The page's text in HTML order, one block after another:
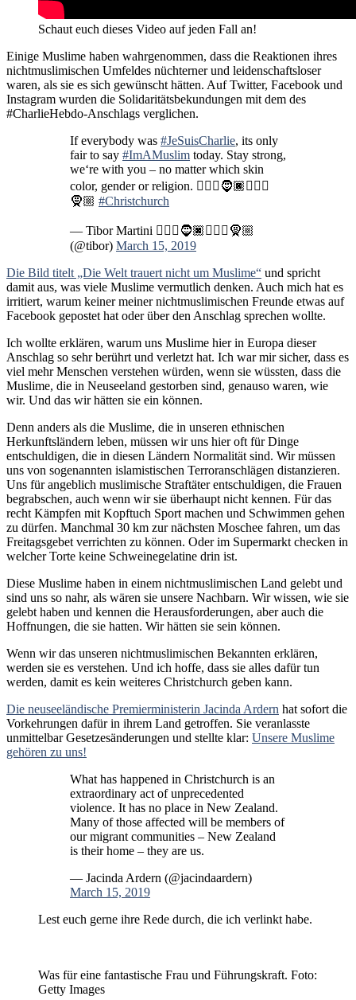
Schaut euch dieses Video auf jeden Fall an!
Einige Muslime haben wahrgenommen, dass die Reaktionen ihres
nichtmuslimischen Umfeldes nüchterner und leidenschaftsloser
waren, als sie es sich gewünscht hätten. Auf Twitter, Facebook und
Instagram wurden die Solidaritätsbekundungen mit dem des
#CharlieHebdo-Anschlags verglichen.
If everybody was #JeSuisCharlie, its only
fair to say #ImAMuslim today. Stay strong,
we‘re with you – no matter which skin
color, gender or religion. 👱🏻‍♂️🧔🏿👳🏽‍♀️
🧕🏼 #Christchurch
— Tibor Martini 👱🏻‍♂️🧔🏿👳🏽‍♀️🧕🏼
(@tibor) March 15, 2019
Die Bild titelt „Die Welt trauert nicht um Muslime“ und spricht
damit aus, was viele Muslime vermutlich denken. Auch mich hat es
irritiert, warum keiner meiner nichtmuslimischen Freunde etwas auf
Facebook gepostet hat oder über den Anschlag sprechen wollte.
Ich wollte erklären, warum uns Muslime hier in Europa dieser
Anschlag so sehr berührt und verletzt hat. Ich war mir sicher, dass es
viel mehr Menschen verstehen würden, wenn sie wüssten, dass die
Muslime, die in Neuseeland gestorben sind, genauso waren, wie
wir. Und das wir hätten sie ein können.
Denn anders als die Muslime, die in unseren ethnischen
Herkunftsländern leben, müssen wir uns hier oft für Dinge
entschuldigen, die in diesen Ländern Normalität sind. Wir müssen
uns von sogenannten islamistischen Terroranschlägen distanzieren.
Uns für angeblich muslimische Straftäter entschuldigen, die Frauen
begrabschen, auch wenn wir sie überhaupt nicht kennen. Für das
recht Kämpfen mit Kopftuch Sport machen und Schwimmen gehen
zu dürfen. Manchmal 30 km zur nächsten Moschee fahren, um das
Freitagsgebet verrichten zu können. Oder im Supermarkt checken in
welcher Torte keine Schweinegelatine drin ist.
Diese Muslime haben in einem nichtmuslimischen Land gelebt und
sind uns so nahr, als wären sie unsere Nachbarn. Wir wissen, wie sie
gelebt haben und kennen die Herausforderungen, aber auch die
Hoffnungen, die sie hatten. Wir hätten sie sein können.
Wenn wir das unseren nichtmuslimischen Bekannten erklären,
werden sie es verstehen. Und ich hoffe, dass sie alles dafür tun
werden, damit es kein weiteres Christchurch geben kann.
Die neuseeländische Premierministerin Jacinda Ardern hat sofort die
Vorkehrungen dafür in ihrem Land getroffen. Sie veranlasste
unmittelbar Gesetzesänderungen und stellte klar: Unsere Muslime
gehören zu uns!
What has happened in Christchurch is an
extraordinary act of unprecedented
violence. It has no place in New Zealand.
Many of those affected will be members of
our migrant communities – New Zealand
is their home – they are us.
— Jacinda Ardern (@jacindaardern)
March 15, 2019
Lest euch gerne ihre Rede durch, die ich verlinkt habe.
Was für eine fantastische Frau und Führungskraft. Foto:
Getty Images